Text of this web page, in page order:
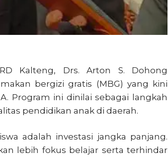
Kalteng, Drs. Arton S. Dohong
bergizi gratis (MBG) yang kini
Program ini dinilai sebagai langkah
pendidikan anak di daerah.
adalah investasi jangka panjang.
lebih fokus belajar serta terhindar